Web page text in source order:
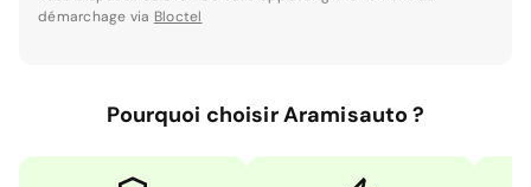
démarchage via Bloctel
Pourquoi choisir Aramisauto ?